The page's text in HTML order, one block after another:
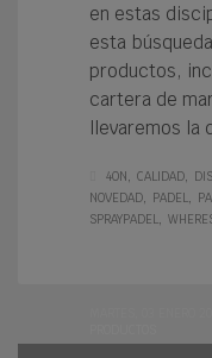
en estas
esta
productos,
cartera de
llevaremos la
4ON CALIDAD
NOVEDAD
PADEL
SPRAYPADEL